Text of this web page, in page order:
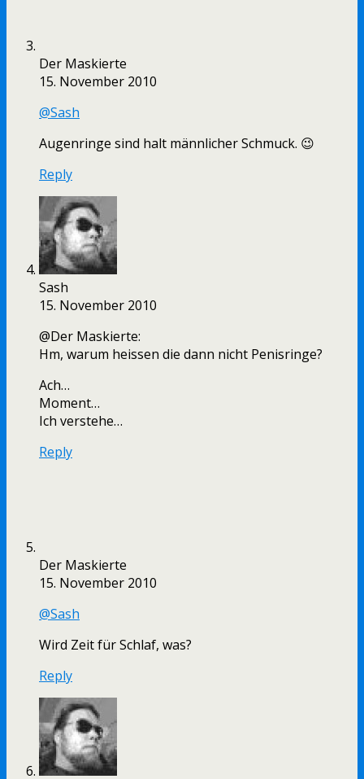
Der Maskierte
15. November 2010
@Sash
Augenringe sind halt männlicher Schmuck. 😉
Reply
Sash
15. November 2010
@Der Maskierte:
Hm, warum heissen die dann nicht Penisringe?
Ach…
Moment…
Ich verstehe…
Reply
Der Maskierte
15. November 2010
@Sash
Wird Zeit für Schlaf, was?
Reply